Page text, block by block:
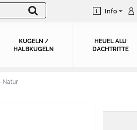
Info
KUGELN /
HALBKUGELN
HEUEL ALU
DACHTRITTE
Natur